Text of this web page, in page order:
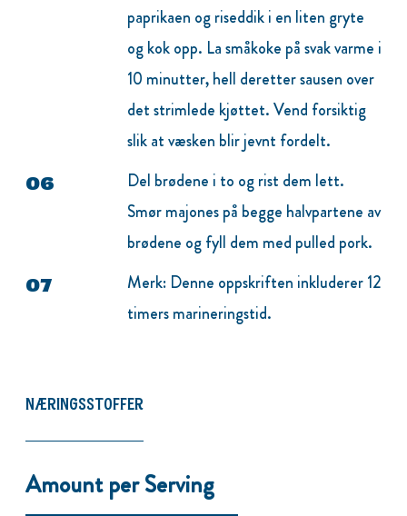
paprikaen og riseddik i en liten gryte
og kok opp. La småkoke på svak varme i
10 minutter, hell deretter sausen over
det strimlede kjøttet. Vend forsiktig
slik at væsken blir jevnt fordelt.
Del brødene i to og rist dem lett.
Smør majones på begge halvpartene av
brødene og fyll dem med pulled pork.
Merk: Denne oppskriften inkluderer 12
timers marineringstid.
NÆRINGSSTOFFER
Amount per Serving